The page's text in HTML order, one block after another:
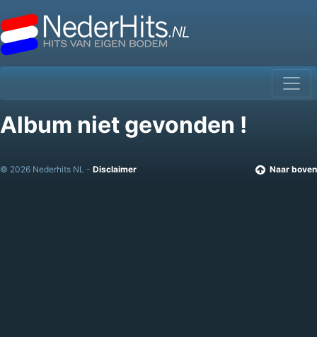
Album niet gevonden !
Naar boven
© 2026 Nederhits NL - Disclaimer